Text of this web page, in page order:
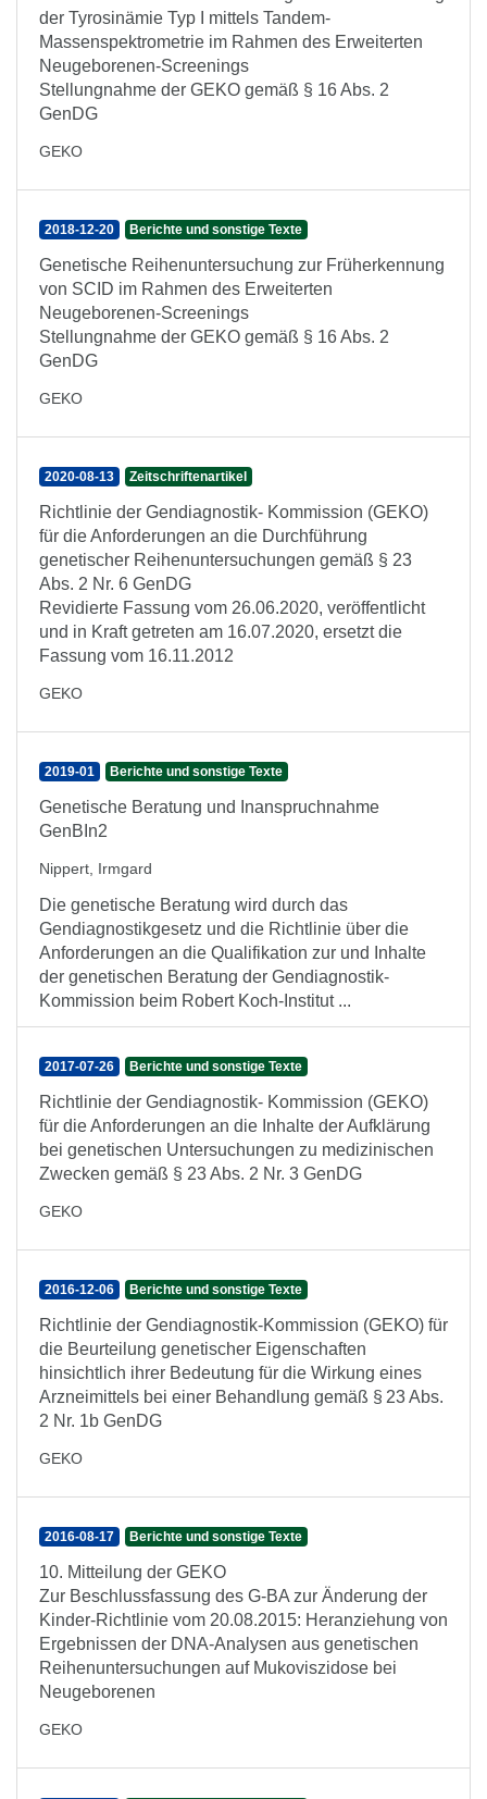
der Tyrosinämie Typ I mittels Tandem-
Massenspektrometrie im Rahmen des Erweiterten
Neugeborenen-Screenings
Stellungnahme der GEKO gemäß § 16 Abs. 2
GenDG
GEKO
2018-12-20 Berichte und sonstige Texte
Genetische Reihenuntersuchung zur Früherkennung
von SCID im Rahmen des Erweiterten
Neugeborenen-Screenings
Stellungnahme der GEKO gemäß § 16 Abs. 2
GenDG
GEKO
2020-08-13 Zeitschriftenartikel
Richtlinie der Gendiagnostik- Kommission (GEKO)
für die Anforderungen an die Durchführung
genetischer Reihenuntersuchungen gemäß § 23
Abs. 2 Nr. 6 GenDG
Revidierte Fassung vom 26.06.2020, veröffentlicht
und in Kraft getreten am 16.07.2020, ersetzt die
Fassung vom 16.11.2012
GEKO
2019-01 Berichte und sonstige Texte
Genetische Beratung und Inanspruchnahme
GenBIn2
Nippert, Irmgard
Die genetische Beratung wird durch das
Gendiagnostikgesetz und die Richtlinie über die
Anforderungen an die Qualifikation zur und Inhalte
der genetischen Beratung der Gendiagnostik-
Kommission beim Robert Koch-Institut ...
2017-07-26 Berichte und sonstige Texte
Richtlinie der Gendiagnostik- Kommission (GEKO)
für die Anforderungen an die Inhalte der Aufklärung
bei genetischen Untersuchungen zu medizinischen
Zwecken gemäß § 23 Abs. 2 Nr. 3 GenDG
GEKO
2016-12-06 Berichte und sonstige Texte
Richtlinie der Gendiagnostik-Kommission (GEKO) für
die Beurteilung genetischer Eigenschaften
hinsichtlich ihrer Bedeutung für die Wirkung eines
Arzneimittels bei einer Behandlung gemäß § 23 Abs.
2 Nr. 1b GenDG
GEKO
2016-08-17 Berichte und sonstige Texte
10. Mitteilung der GEKO
Zur Beschlussfassung des G-BA zur Änderung der
Kinder-Richtlinie vom 20.08.2015: Heranziehung von
Ergebnissen der DNA-Analysen aus genetischen
Reihenuntersuchungen auf Mukoviszidose bei
Neugeborenen
GEKO